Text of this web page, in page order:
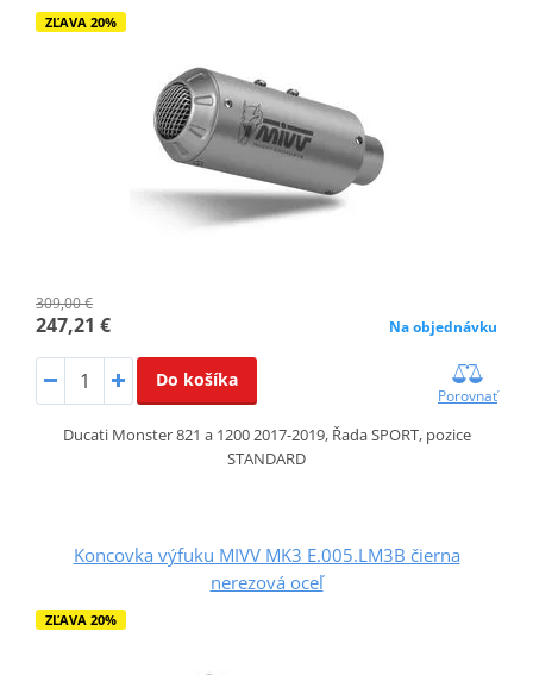
ZĽAVA 20%
309,00 €
247,21 € Na objednávku
Do košíka
Porovnať
Ducati Monster 821 a 1200 2017-2019, Řada SPORT, pozice
STANDARD
Koncovka výfuku MIVV MK3 E.005.LM3B čierna
nerezová oceľ
ZĽAVA 20%